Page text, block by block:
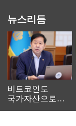
뉴스리듬
비트코인도
국가자산으로…'